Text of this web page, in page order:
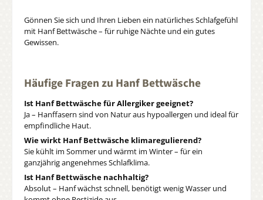
Gönnen Sie sich und Ihren Lieben ein natürliches Schlafgefühl
mit Hanf Bettwäsche – für ruhige Nächte und ein gutes
Gewissen.
Häufige Fragen zu Hanf Bettwäsche
Ist Hanf Bettwäsche für Allergiker geeignet?
Ja – Hanffasern sind von Natur aus hypoallergen und ideal für
empfindliche Haut.
Wie wirkt Hanf Bettwäsche klimaregulierend?
Sie kühlt im Sommer und wärmt im Winter – für ein
ganzjährig angenehmes Schlafklima.
Ist Hanf Bettwäsche nachhaltig?
Absolut – Hanf wächst schnell, benötigt wenig Wasser und